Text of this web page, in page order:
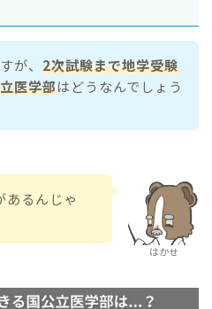
が、 2次試験まで地学受験
医学部はどうなんでしょう
はかせ
あるんじゃ